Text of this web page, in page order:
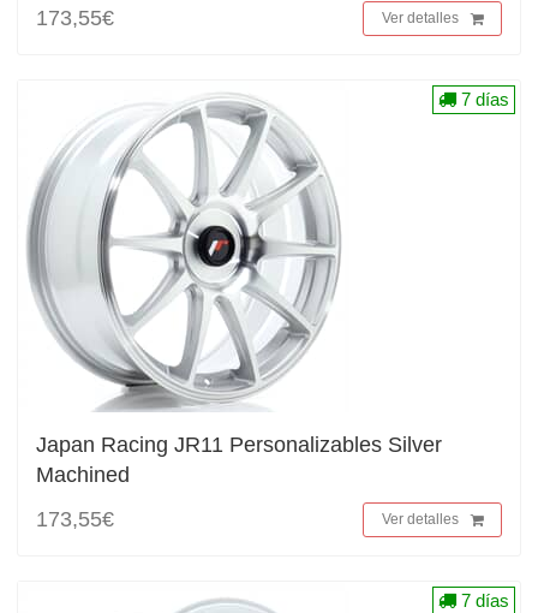
173,55€
Ver detalles
Japan Racing JR11 Personalizables Silver
Machined
173,55€
Ver detalles
7 días
7 días